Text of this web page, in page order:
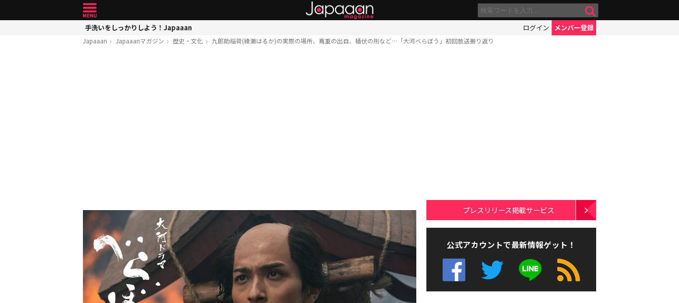
手洗いをしっかりしよう！Japaaan ログイン メンバー登録
Japaaan Japaaanマガジン 歴史・文化 九郎助稲荷(綾瀬はるか)の実際の場所、蔦重の出自、桶伏の刑など…「大河べらぼう」初回放送振り返り
プレスリリース掲載サービス
公式アカウントで最新情報ゲット！